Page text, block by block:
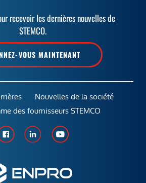
recevoir les dernières nouvelles de
STEMCO.
VOUS MAINTENANT
Nouvelles de la société
des fournisseurs STEMCO